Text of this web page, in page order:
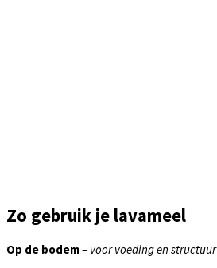
Zo gebruik je lavameel
Op de bodem– voor voeding en structuur